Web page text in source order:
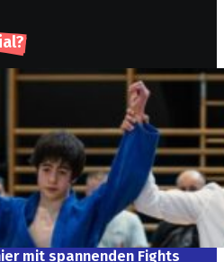
mit spannenden Fights